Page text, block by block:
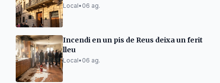
Local• 06 ag.
Incendi en un pis de Reus deixa un ferit
lleu
Local• 06 ag.